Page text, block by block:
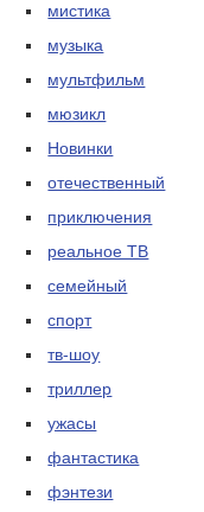
мистика
музыка
мультфильм
мюзикл
Новинки
отечественный
приключения
реальное ТВ
семейный
спорт
тв-шоу
триллер
ужасы
фантастика
фэнтези